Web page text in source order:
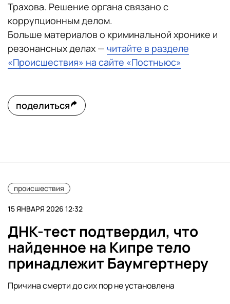
Трахова. Решение органа связано с
коррупционным делом.
Больше материалов о криминальной хронике и
резонансных делах — читайте в разделе
«Происшествия» на сайте «Постньюс»
поделиться
происшествия
15 ЯНВАРЯ 2026 12:32
ДНК-тест подтвердил, что
найденное на Кипре тело
принадлежит Баумгертнеру
Причина смерти до сих пор не установлена